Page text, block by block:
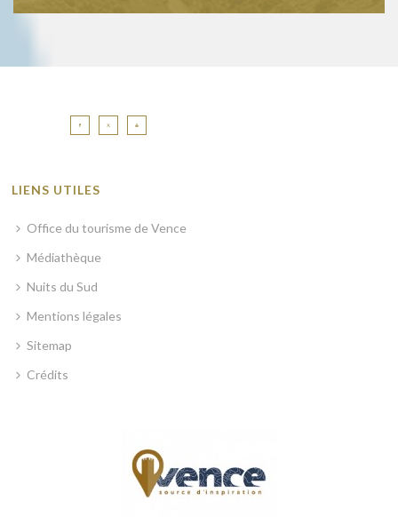
LIENS UTILES
Office du tourisme de Vence
Médiathèque
Nuits du Sud
Mentions légales
Sitemap
Crédits